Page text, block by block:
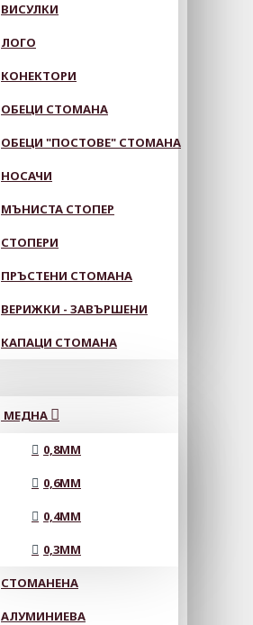
ВИСУЛКИ
ЛОГО
КОНЕКТОРИ
ОБЕЦИ СТОМАНА
ОБЕЦИ "ПОСТОВЕ" СТОМАНА
НОСАЧИ
МЪНИСТА СТОПЕР
СТОПЕРИ
ПРЪСТЕНИ СТОМАНА
ВЕРИЖКИ - ЗАВЪРШЕНИ
КАПАЦИ СТОМАНА
МЕДНА
0,8MM
0,6MM
0,4MM
0,3MM
СТОМАНЕНА
АЛУМИНИЕВА